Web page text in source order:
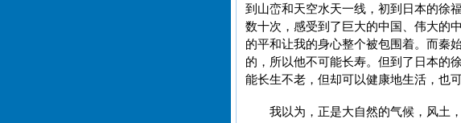
到山峦和天空水天一线，初到日本的徐
数十次，感受到了巨大的中国、伟大的
的平和让我的身心整个被包围着。而秦
的，所以他不可能长寿。但到了日本的
能长生不老，但却可以健康地生活，也
我以为，正是大自然的气候，风土